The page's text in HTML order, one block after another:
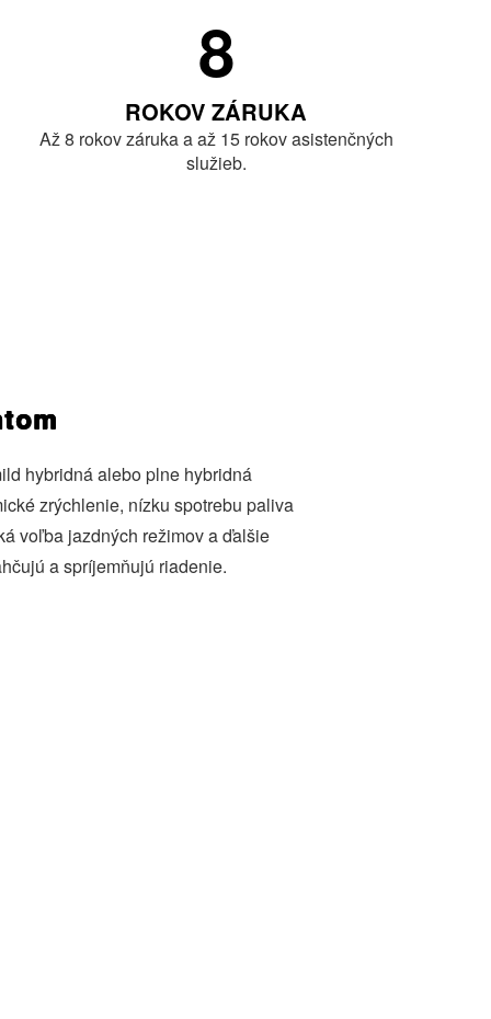
8
ROKOV ZÁRUKA
Až 8 rokov záruka a až 15 rokov asistenčných
služieb.
hybridná alebo plne hybridná
zrýchlenie, nízku spotrebu paliva
voľba jazdných režimov a ďalšie
a spríjemňujú riadenie.